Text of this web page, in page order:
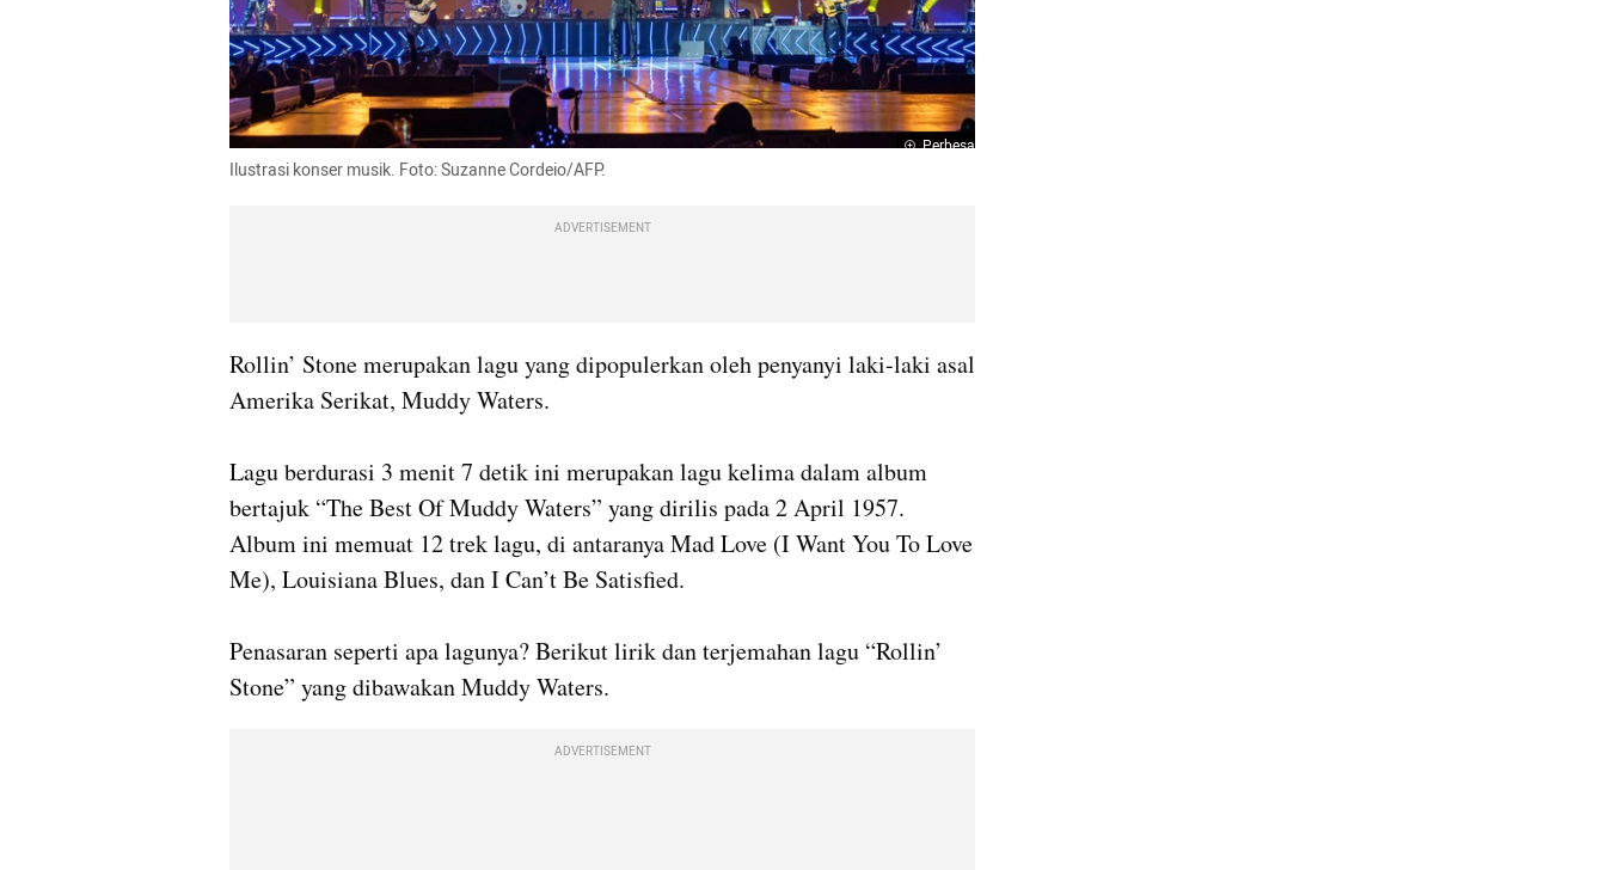
Perbesar
Ilustrasi konser musik. Foto: Suzanne Cordeio/AFP.
ADVERTISEMENT
Rollin’ Stone merupakan lagu yang dipopulerkan oleh penyanyi laki-laki asal
Amerika Serikat, Muddy Waters.
Lagu berdurasi 3 menit 7 detik ini merupakan lagu kelima dalam album
bertajuk “The Best Of Muddy Waters” yang dirilis pada 2 April 1957.
Album ini memuat 12 trek lagu, di antaranya Mad Love (I Want You To Love
Me), Louisiana Blues, dan I Can’t Be Satisfied.
Penasaran seperti apa lagunya? Berikut lirik dan terjemahan lagu “Rollin’
Stone” yang dibawakan Muddy Waters.
ADVERTISEMENT